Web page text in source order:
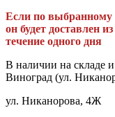
Если по выбранному
он будет доставлен
течение одного дня
В наличии на складе
Виноград (ул.
ул. Никанорова, 4Ж